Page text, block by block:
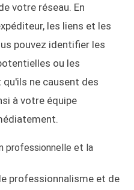
votre réseau. En
les liens et les
pouvez identifier les
ou les
ne causent des
à votre équipe
professionnelle et la
professionnalisme et de